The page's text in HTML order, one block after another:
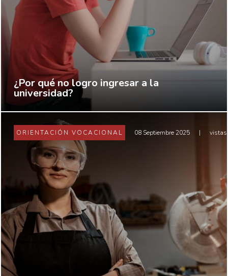
¿Por qué no logro ingresar a la
universidad?
ORIENTACIÓN VOCACIONAL 08 Septiembre 2025 | vistas